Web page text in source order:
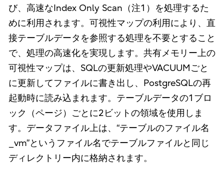
び、高速なIndex Only Scan（注1）を処理するた
めに利用されます。可視性マップの利用により、直
接テーブルデータを参照する処理を不要とすること
で、処理の高速化を実現します。共有メモリー上の
可視性マップは、SQLの更新処理やVACUUMごと
に更新してファイルに書き出し、PostgreSQLの再
起動時に読み込まれます。テーブルデータの1ブロ
ック（ページ）ごとに2ビットの領域を使用しま
す。データファイル上は、“テーブルのファイル名
_vm”というファイル名でテーブルファイルと同じ
ディレクトリー内に格納されます。